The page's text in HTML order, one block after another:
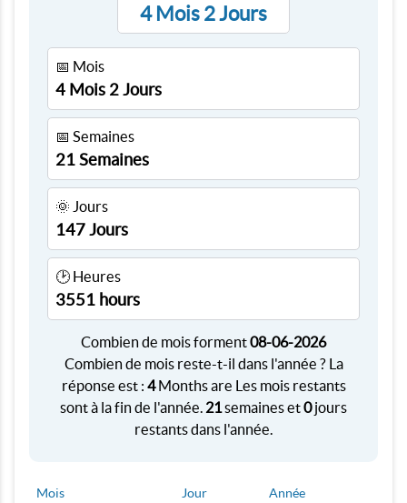
4 Mois 2 Jours
📅 Mois
4 Mois 2 Jours
📅 Semaines
21 Semaines
🌞 Jours
147 Jours
🕑 Heures
3551 hours
Combien de mois forment08-06-2026
Combien de mois reste-t-il dans l'année ? La
réponse est : 4Months are Les mois restants
sont à la fin de l'année. 21semaines et0jours
restants dans l'année.
Mois Jour Année